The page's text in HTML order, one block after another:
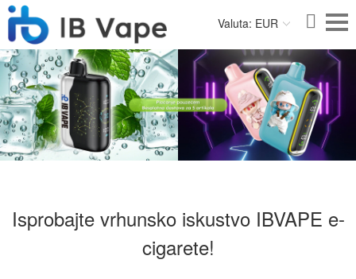
Valuta: EUR
Isprobajte vrhunsko iskustvo IBVAPE e-
cigarete!